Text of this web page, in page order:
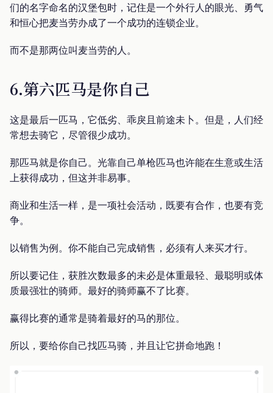
们的名字命名的汉堡包时，记住是一个外行人的眼光、勇气
和恒心把麦当劳办成了一个成功的连锁企业。
而不是那两位叫麦当劳的人。
6.第六匹马是你自己
这是最后一匹马，它低劣、乖戾且前途未卜。但是，人们经
常想去骑它，尽管很少成功。
那匹马就是你自己。光靠自己单枪匹马也许能在生意或生活
上获得成功，但这并非易事。
商业和生活一样，是一项社会活动，既要有合作，也要有竞
争。
以销售为例。你不能自己完成销售，必须有人来买才行。
所以要记住，获胜次数最多的未必是体重最轻、最聪明或体
质最强壮的骑师。最好的骑师赢不了比赛。
赢得比赛的通常是骑着最好的马的那位。
所以，要给你自己找匹马骑，并且让它拼命地跑！